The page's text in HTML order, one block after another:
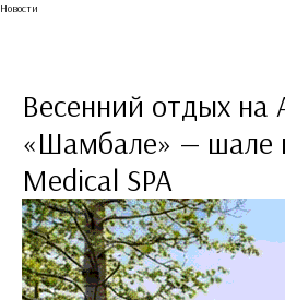
Новости
Весенний отдых на
«Шамбале» — шале
Medical SPA